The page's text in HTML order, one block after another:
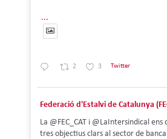
...
2 3 Twitter
Federació d'Estalvi de Catalunya
La @FEC_CAT i @LaIntersindical
tres objectius clars al sector de